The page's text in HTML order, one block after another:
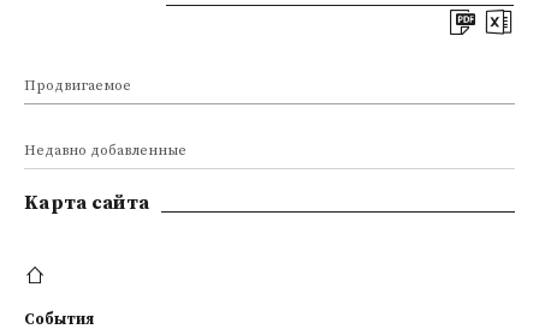
Продвигаемое
Недавно добавленные
Kарта сайта
События